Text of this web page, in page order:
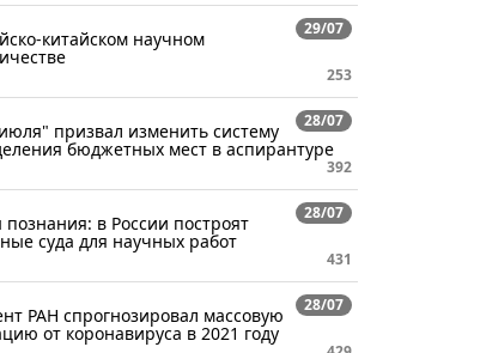
29/07
китайском научном
253
28/07
призвал изменить систему
бюджетных мест в аспирантуре
392
28/07
познания: в России построят
суда для научных работ
431
28/07
РАН спрогнозировал массовую
от коронавируса в 2021 году